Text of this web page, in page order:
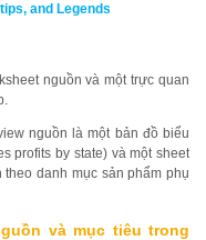
and Legends
nguồn và một trực quan
nguồn là một bản đồ biểu
profits by state) và một sheet
danh mục sản phẩm phụ
và mục tiêu trong